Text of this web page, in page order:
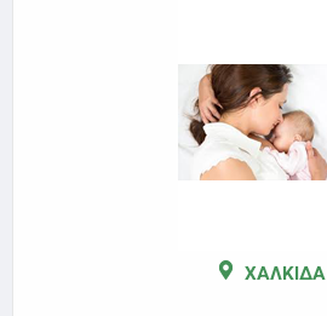
ΧΑΛΚΙΔΑ